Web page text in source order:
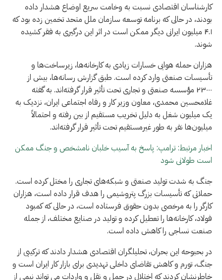
کارشناسان اقتصادی نسبت به وخامت سریع اوضاع هشدار داده
بودند، در حالی که برنامه توسعه سازمان ملل متحد تخمین زده بود که
۴.۱ میلیون ایرانی دیگر ممکن است در اثر این درگیری به فقر کشیده
شوند.
هزاران حمله هوایی خسارات زیادی به کارخانه‌ها، زیرساخت‌ها و
تأسیسات صنعتی وارد کرده است. طبق گزارش رسانه‌ها، بیش از
۲۳۰۰۰ مؤسسه صنعتی و تجاری تحت تأثیر قرار گرفته‌اند. به گفته
غلامحسین محمدی، معاون وزیر کار و رفاه اجتماعی ایران، نزدیک به
یک میلیون شغل به دلیل تخریب مستقیم از بین رفته و احتمالاً
میلیون‌ها نفر به طور غیرمستقیم تحت تأثیر قرار گرفته‌اند.
اخبار مرتبط: ترامپ: پاسخ به آسیب خلبان نامشخص و جنگ ممکن
است طولانی شود
جنگ به شدت تولید صنعتی و شبکه‌های تجاری را مختل کرده است.
حملاتی که تأسیسات بزرگ پتروشیمی را هدف قرار داده است، هزاران
کارگر را به مرخصی بدون حقوق فرستاده است، در حالی که کمبود
فولاد، کارخانه‌ها را تعطیل کرده و تولید در صنایع مختلف، از جمله
صنعت نساجی را کاهش داده است.
در بحبوحه این بحران، تحلیلگران اقتصادی هشدار دادند که ترکیبی از
جنگ، تورم و کاهش تقاضای داخلی تهدیدی برای بازار کار ایران است و
خاطرنشان کردند که اختلال در حمل و نقل و واردات می تواند نیمی از